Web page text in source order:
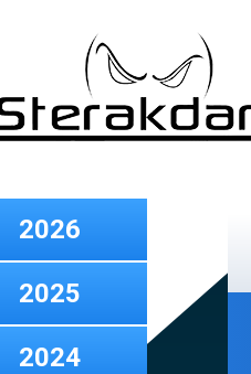
2026
2025
2024